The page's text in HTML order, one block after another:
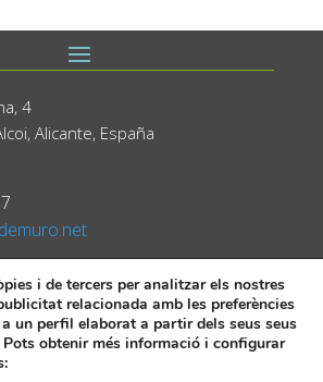
4
Alicante, España
i de tercers per analitzar els nostres
relacionada amb les preferències
un perfil elaborat a partir dels seus seus
obtenir més informació i configurar